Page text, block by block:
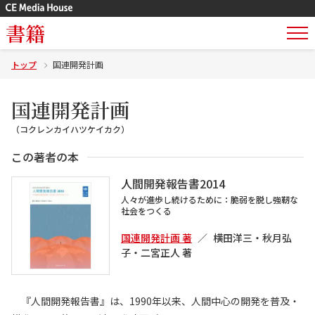
書籍
トップ 国連開発計画
国連開発計画
（コクレンカイハツケイカク）
この著者の本
人間開発報告書2014
人々が進歩し続けるために：脆弱を脱し強靭な
社会をつくる
国連開発計画 著
横田洋三・秋月弘
子・二宮正人 著
『人間開発報告書』は、1990年以来、人間中心の開発を普及・